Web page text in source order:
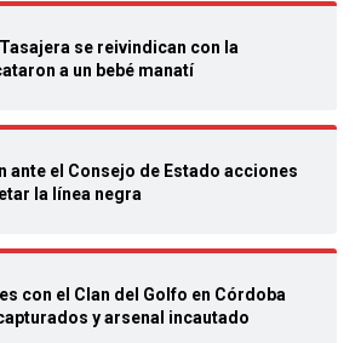
se reivindican con la
a un bebé manatí
ante el Consejo de Estado acciones
la línea negra
con el Clan del Golfo en Córdoba
y arsenal incautado